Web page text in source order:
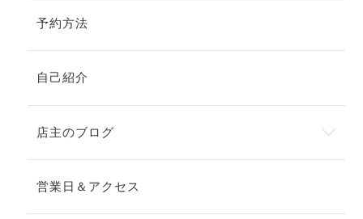
予約方法
自己紹介
店主のブログ
営業日＆アクセス